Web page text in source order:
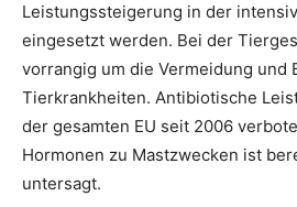
Leistungssteigerung in der
eingesetzt werden. Bei der
vorrangig um die Vermeidung und
Tierkrankheiten. Antibiotische
der gesamten EU seit 2006
Hormonen zu Mastzwecken ist
untersagt.